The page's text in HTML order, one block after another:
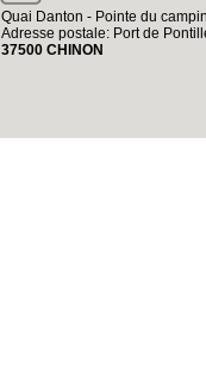
Quai Danton - Pointe du
Adresse postale: Port de
37500 CHINON